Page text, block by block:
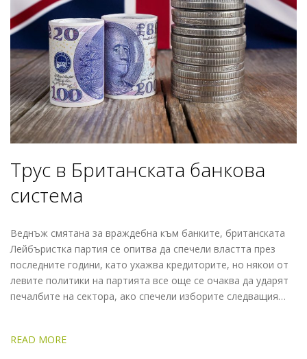
Трус в Британската банкова
система
Веднъж смятана за враждебна към банките, британската
Лейбъристка партия се опитва да спечели властта през
последните години, като ухажва кредиторите, но някои от
левите политики на партията все още се очаква да ударят
печалбите на сектора, ако спечели изборите следващия…
READ MORE